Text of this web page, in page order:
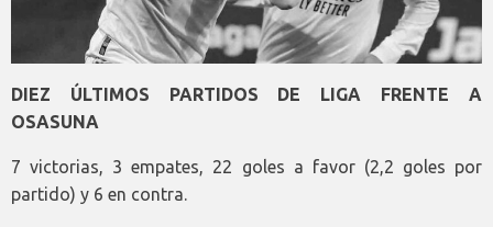
DIEZ ÚLTIMOS PARTIDOS DE LIGA FRENTE A
OSASUNA
7 victorias, 3 empates, 22 goles a favor (2,2 goles por
partido) y 6 en contra.